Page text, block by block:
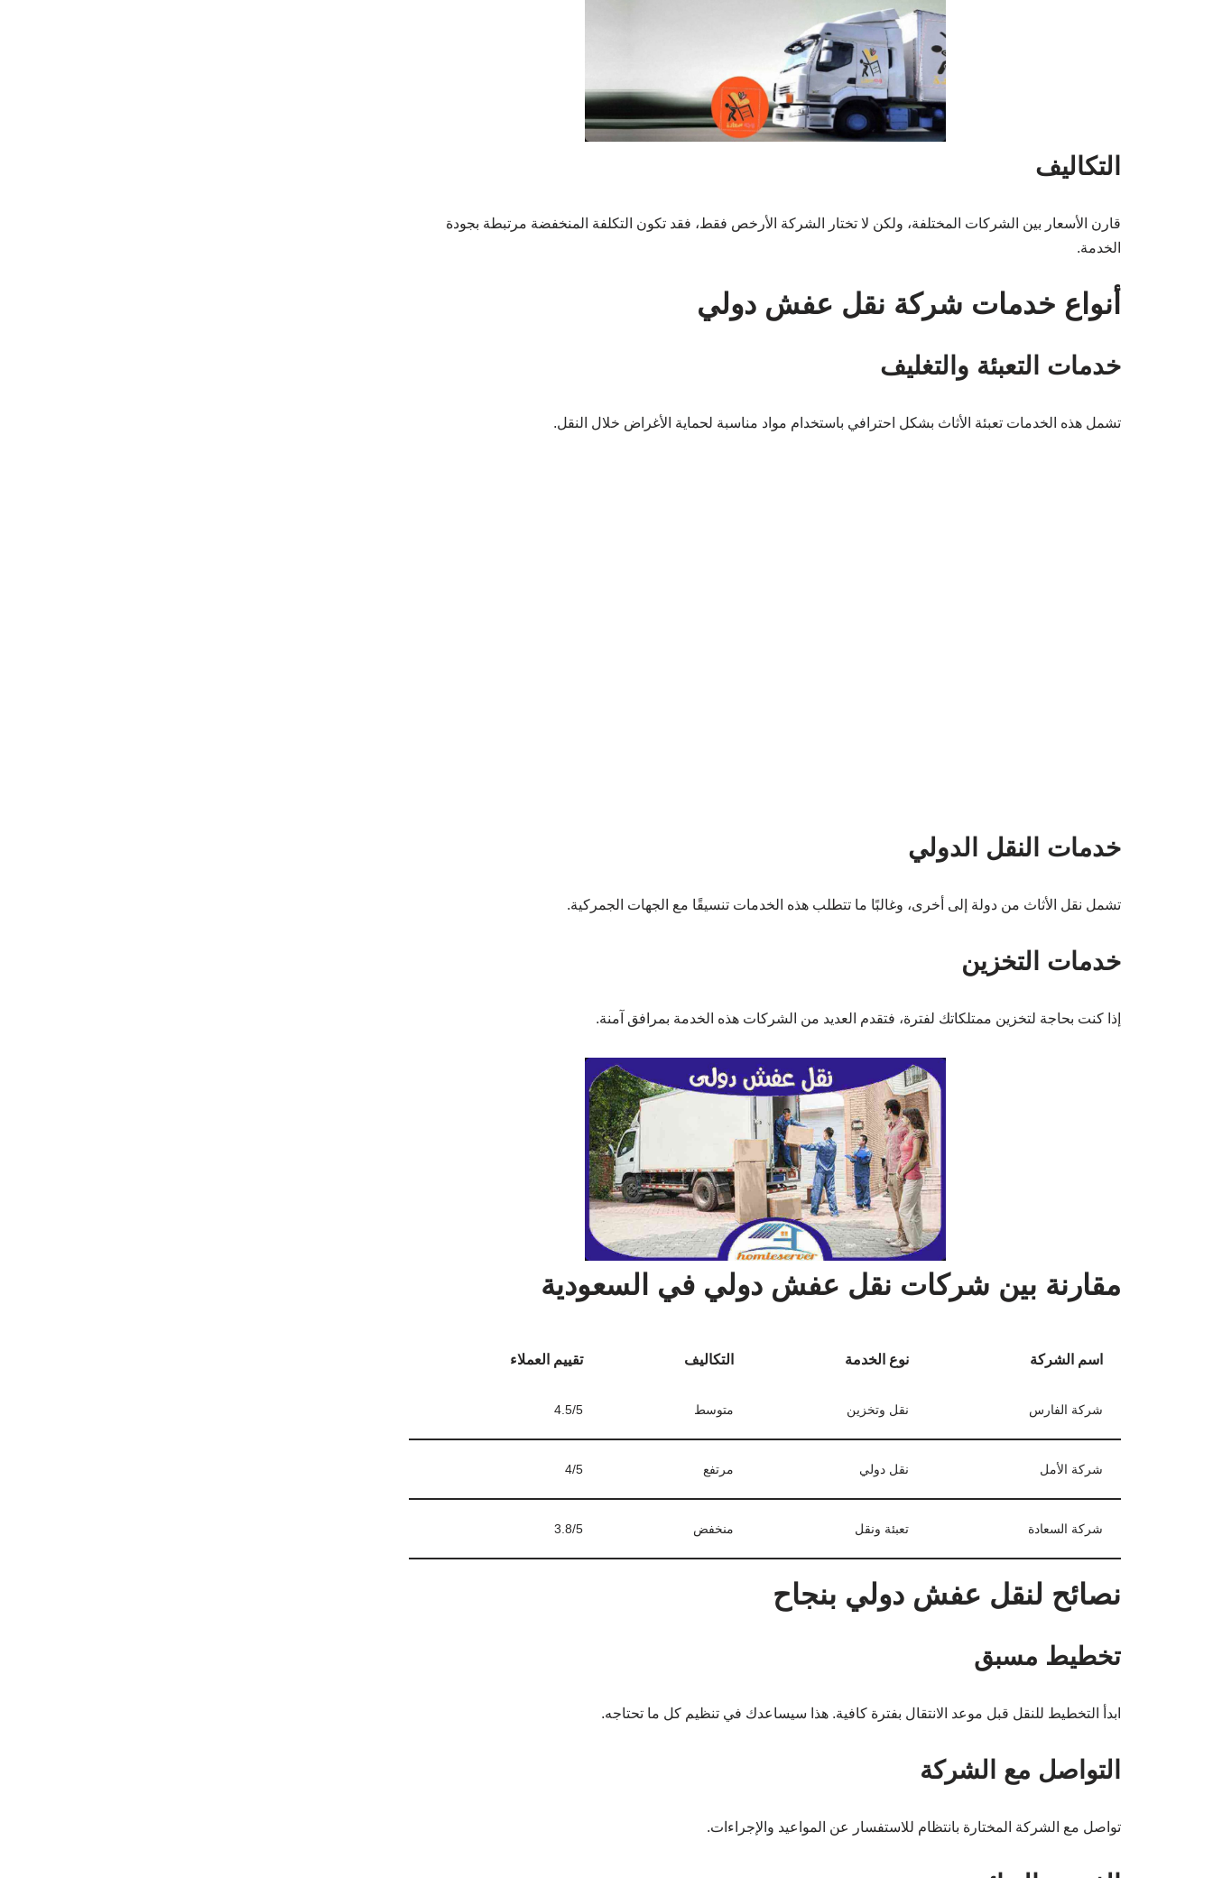
التكاليف
قارن الأسعار بين الشركات المختلفة، ولكن لا تختار الشركة الأرخص فقط، فقد تكون التكلفة المنخفضة مرتبطة بجودة
الخدمة.
أنواع خدمات شركة نقل عفش دولي
خدمات التعبئة والتغليف
تشمل هذه الخدمات تعبئة الأثاث بشكل احترافي باستخدام مواد مناسبة لحماية الأغراض خلال النقل.
خدمات النقل الدولي
تشمل نقل الأثاث من دولة إلى أخرى، وغالبًا ما تتطلب هذه الخدمات تنسيقًا مع الجهات الجمركية.
خدمات التخزين
إذا كنت بحاجة لتخزين ممتلكاتك لفترة، فتقدم العديد من الشركات هذه الخدمة بمرافق آمنة.
مقارنة بين شركات نقل عفش دولي في السعودية
اسم الشركة نوع الخدمة التكاليف تقييم العملاء
شركة الفارس نقل وتخزين متوسط 4.5/5
شركة الأمل نقل دولي مرتفع 4/5
شركة السعادة تعبئة ونقل منخفض 3.8/5
نصائح لنقل عفش دولي بنجاح
تخطيط مسبق
ابدأ التخطيط للنقل قبل موعد الانتقال بفترة كافية. هذا سيساعدك في تنظيم كل ما تحتاجه.
التواصل مع الشركة
تواصل مع الشركة المختارة بانتظام للاستفسار عن المواعيد والإجراءات.